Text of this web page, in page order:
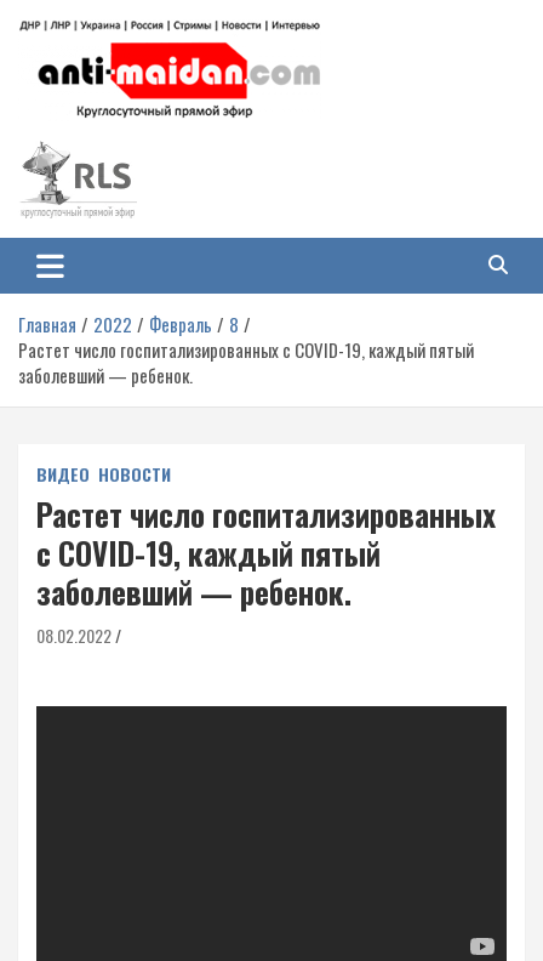
содержимому
Антимайдан: Гражданская война
на Украине
гражданской войне на Украине, включая события в Новороссии, ДНР,
ЛНР и других регионах.
Главная 2022 Февраль
8
Растет число госпитализированных с COVID-19, каждый пятый
заболевший — ребенок.
ВИДЕО НОВОСТИ
Растет число госпитализированных
с COVID-19, каждый пятый
заболевший — ребенок.
08.02.2022